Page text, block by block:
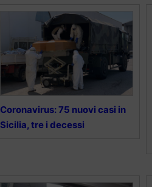
Coronavirus: 75 nuovi casi in
Sicilia, tre i decessi